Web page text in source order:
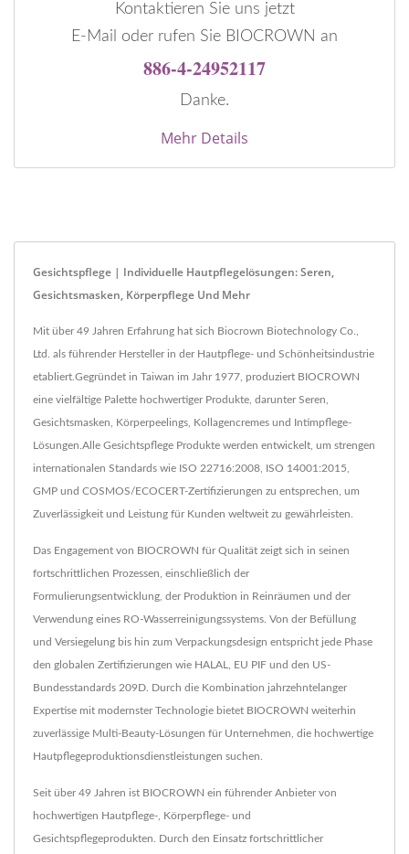
Kontaktieren Sie uns jetzt
E-Mail oder rufen Sie BIOCROWN an
886-4-24952117
Danke.
Mehr Details
Gesichtspflege | Individuelle Hautpflegelösungen: Seren,
Gesichtsmasken, Körperpflege Und Mehr
Mit über 49 Jahren Erfahrung hat sich Biocrown Biotechnology Co.,
Ltd. als führender Hersteller in der Hautpflege- und Schönheitsindustrie
etabliert.Gegründet in Taiwan im Jahr 1977, produziert BIOCROWN
eine vielfältige Palette hochwertiger Produkte, darunter Seren,
Gesichtsmasken, Körperpeelings, Kollagencremes und Intimpflege-
Lösungen.Alle Gesichtspflege Produkte werden entwickelt, um strengen
internationalen Standards wie ISO 22716:2008, ISO 14001:2015,
GMP und COSMOS/ECOCERT-Zertifizierungen zu entsprechen, um
Zuverlässigkeit und Leistung für Kunden weltweit zu gewährleisten.
Das Engagement von BIOCROWN für Qualität zeigt sich in seinen
fortschrittlichen Prozessen, einschließlich der
Formulierungsentwicklung, der Produktion in Reinräumen und der
Verwendung eines RO-Wasserreinigungssystems. Von der Befüllung
und Versiegelung bis hin zum Verpackungsdesign entspricht jede Phase
den globalen Zertifizierungen wie HALAL, EU PIF und den US-
Bundesstandards 209D. Durch die Kombination jahrzehntelanger
Expertise mit modernster Technologie bietet BIOCROWN weiterhin
zuverlässige Multi-Beauty-Lösungen für Unternehmen, die hochwertige
Hautpflegeproduktionsdienstleistungen suchen.
Seit über 49 Jahren ist BIOCROWN ein führender Anbieter von
hochwertigen Hautpflege-, Körperpflege- und
Gesichtspflegeprodukten. Durch den Einsatz fortschrittlicher